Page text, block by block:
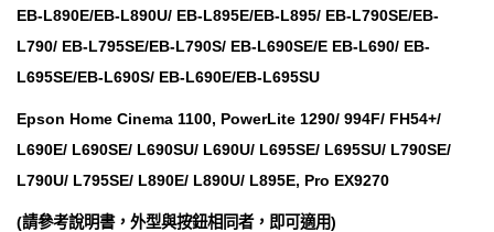
EB-L890E/EB-L890U/ EB-L895E/EB-L895/ EB-L790SE/EB-
L790/ EB-L795SE/EB-L790S/ EB-L690SE/E EB-L690/ EB-
L695SE/EB-L690S/ EB-L690E/EB-L695SU
Epson Home Cinema 1100, PowerLite 1290/ 994F/ FH54+/
L690E/ L690SE/ L690SU/ L690U/ L695SE/ L695SU/ L790SE/
L790U/ L795SE/ L890E/ L890U/ L895E, Pro EX9270
(請參考說明書，外型與按鈕相同者，即可適用)